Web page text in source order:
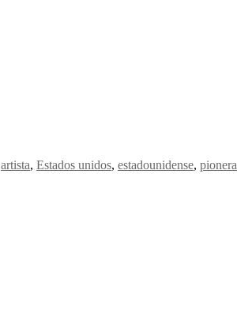
artista, Estados unidos, estadounidense, pionera